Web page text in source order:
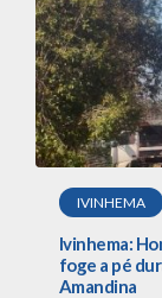
IVINHEMA
Ivinhema:
foge a pé
Amandina